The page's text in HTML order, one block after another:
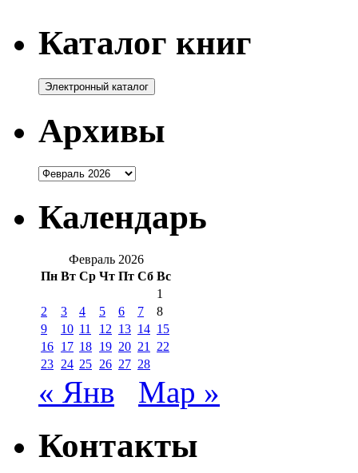
Каталог книг
Архивы
Архивы
Календарь
Февраль 2026
Пн Вт Ср Чт Пт Сб Вс
1
2
3 4 5 6 7
8
9
10 11 12 13 14 15
16 17 18 19 20 21
22
23 24 25 26 27 28
« Янв Мар »
Контакты